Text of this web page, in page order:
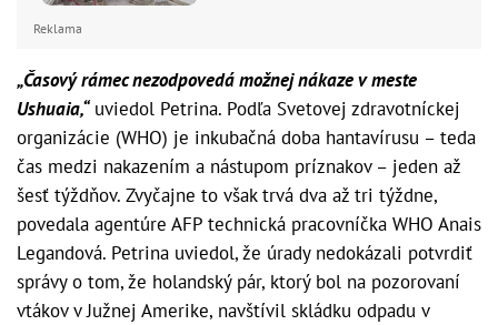
Reklama
„Časový rámec nezodpovedá možnej nákaze v meste
Ushuaia,“uviedol Petrina. Podľa Svetovej zdravotníckej
organizácie (WHO) je inkubačná doba hantavírusu – teda
čas medzi nakazením a nástupom príznakov – jeden až
šesť týždňov. Zvyčajne to však trvá dva až tri týždne,
povedala agentúre AFP technická pracovníčka WHO Anais
Legandová. Petrina uviedol, že úrady nedokázali potvrdiť
správy o tom, že holandský pár, ktorý bol na pozorovaní
vtákov v Južnej Amerike, navštívil skládku odpadu v